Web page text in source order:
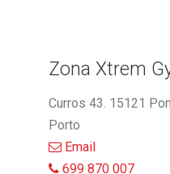
Zona Xtrem
Curros 43. 15121
Porto
Email
699 870 007